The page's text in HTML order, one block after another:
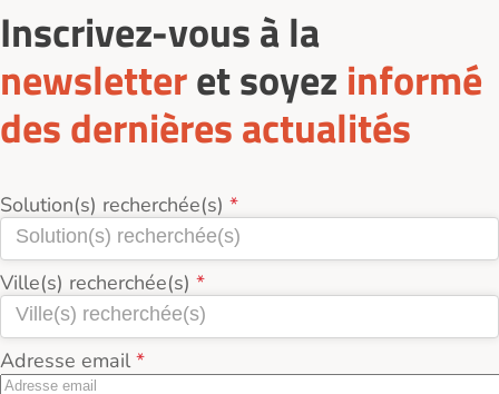
Inscrivez-vous à la
newsletteret soyez informé
des dernières actualités
Solution(s) recherchée(s)
Ville(s) recherchée(s)
Adresse email